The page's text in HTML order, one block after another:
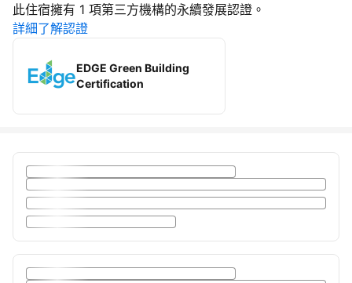
此住宿擁有 1 項第三方機構的永續發展認證。
詳細了解認證
EDGE Green Building
Certification